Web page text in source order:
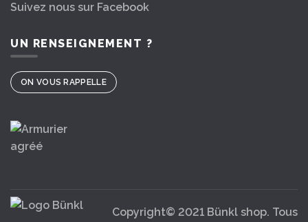
Suivez nous sur Facebook
UN RENSEIGNEMENT ?
ON VOUS RAPPELLE
Copyright© 2021 Bünkl shop. Tous